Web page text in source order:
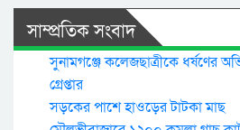
সাম্প্রতিক সংবাদ
সুনামগঞ্জে কলেজছাত্রীকে ধর্ষণের
গ্রেপ্তার
সড়কের পাশে হাওড়ের টাটকা মাছ